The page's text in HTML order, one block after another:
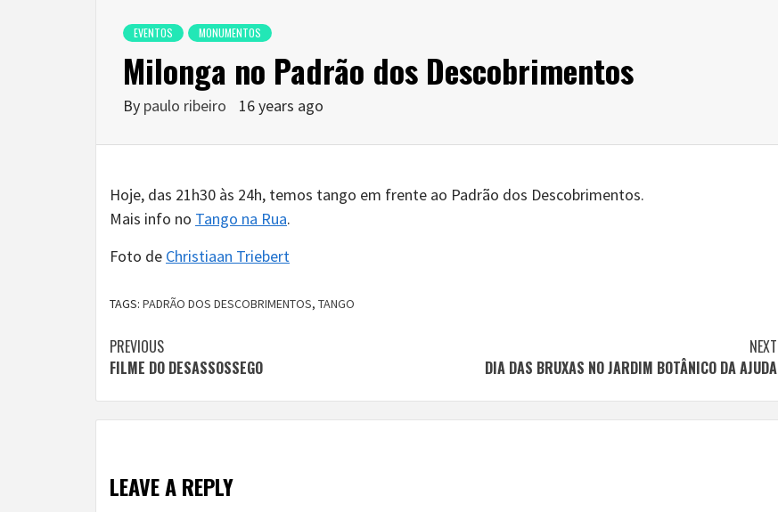
EVENTOS MONUMENTOS
Milonga no Padrão dos Descobrimentos
By paulo ribeiro 16 years ago
Hoje, das 21h30 às 24h, temos tango em frente ao Padrão dos Descobrimentos.
Mais info no Tango na Rua.
Foto de Christiaan Triebert
TAGS: PADRÃO DOS DESCOBRIMENTOS, TANGO
Continue
Reading
PREVIOUS
FILME DO DESASSOSSEGO
NEXT
DIA DAS BRUXAS NO JARDIM BOTÂNICO DA AJUDA
LEAVE A REPLY